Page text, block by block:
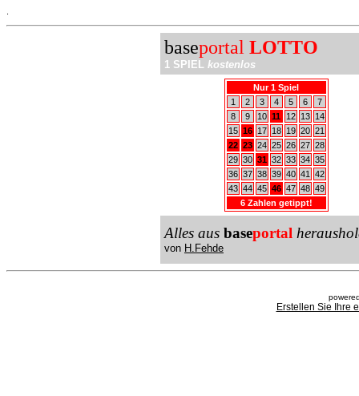
baseportal LOTTO
1 SPIEL kostenlos
Nur 1 Spiel
1
2 3 4 5 6
7
8
9 10 11 12 13
14
15 16 17 18 19 20 21
22 23 24 25 26 27 28
29 30 31 32 33 34 35
36 37 38 39 40 41
42
43 44 45 46 47 48 49
6 Zahlen getippt!
Alles aus baseportal
von H.Fehde
Erstellen Sie Ihre